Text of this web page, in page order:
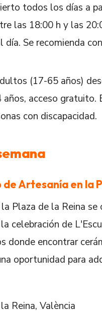
todos los días a
las 18:00 h y las
día. Se recomienda
(17-65 años)
acceso gratuito.
con discapacidad.
Artesanía en la
Plaza de la Reina
celebración de
donde encontrar
oportunidad para
Reina, València